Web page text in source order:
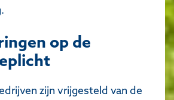
op de
zijn vrijgesteld van de